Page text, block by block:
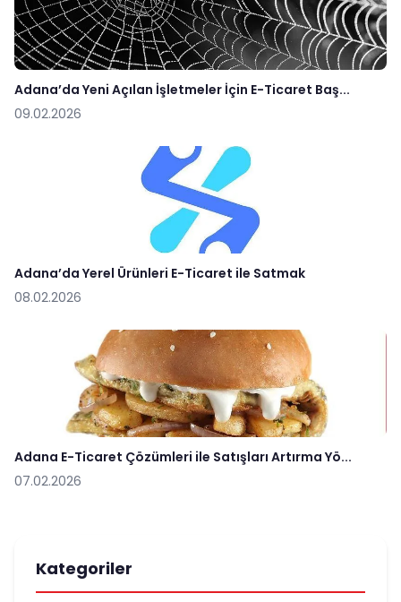
Adana’da Yeni Açılan İşletmeler İçin E-Ticaret Baş...
09.02.2026
Adana’da Yerel Ürünleri E-Ticaret ile Satmak
08.02.2026
Adana E-Ticaret Çözümleri ile Satışları Artırma Yö...
07.02.2026
Kategoriler